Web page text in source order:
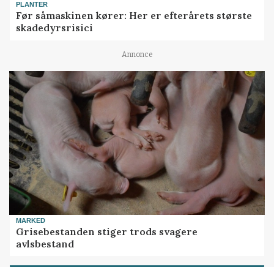
PLANTER
Før såmaskinen kører: Her er efterårets største
skadedyrsrisici
Annonce
MARKED
Grisebestanden stiger trods svagere
avlsbestand